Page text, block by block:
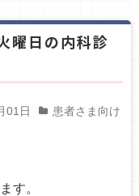
曜日の内科診
01日 患者さま向け
す。